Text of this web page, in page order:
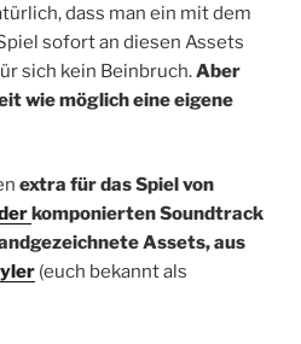
dass man ein mit dem
sofort an diesen Assets
sich kein Beinbruch.Aber
wie möglich eine eigene
extra für das Spiel von
komponierten Soundtrack
Assets, aus
(euch bekannt als